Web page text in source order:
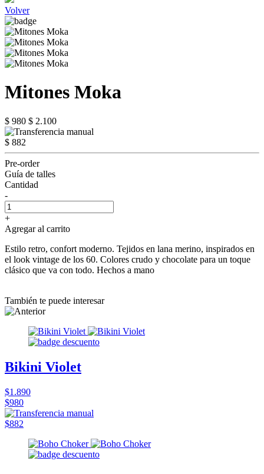
Volver
Mitones Moka
$ 980 $ 2.100
$ 882
Pre-order
Guía de talles
Cantidad
-
+
Agregar al carrito
Estilo retro, confort moderno. Tejidos en lana merino, inspirados en
el look vintage de los 60. Colores crudo y chocolate para un toque
clásico que va con todo. Hechos a mano
También te puede interesar
Bikini Violet
$1.890
$980
$882